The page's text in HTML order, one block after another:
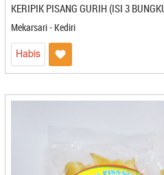
PD. Pakpak Agro Lestari -
PD. Rikza - Cilegon
Pelangi Cake - Semarang
Pempek 123 - Bandar Lampung
Pempek Beringin - Palembang
Pempek Cik Toni - Bengkulu
Pempek Mangdin 679 -
KERIPIK PISANG GURIH (ISI 3
Mekarsari - Kediri
Habis